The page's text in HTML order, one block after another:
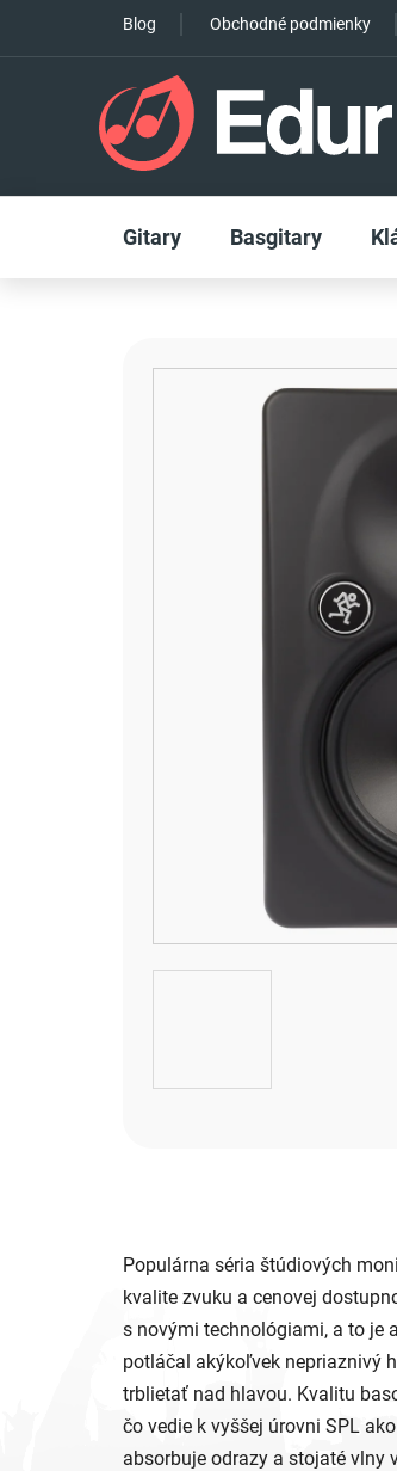
obsah
Blog Obchodné podmienky
Gitary Basgitary
Populárna séria štúdiových
kvalite zvuku a cenovej
s novými technológiami, a to je
potláčal akýkoľvek nepriaznivý
trblietať nad hlavou. Kvalitu
čo vedie k vyššej úrovni SPL
absorbuje odrazy a stojaté vlny